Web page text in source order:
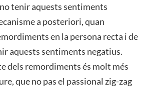
tenir aquests sentiments
a posteriori, quan
en la persona recta i de
aquests sentiments negatius.
dels remordiments és molt més
que no pas el passional zig-zag